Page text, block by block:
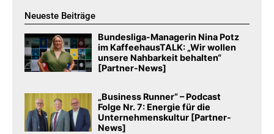
Neueste Beiträge
Bundesliga-Managerin Nina Potz
im KaffeehausTALK: „Wir wollen
unsere Nahbarkeit behalten“
[Partner-News]
„Business Runner“ – Podcast
Folge Nr. 7: Energie für die
Unternehmenskultur [Partner-
News]